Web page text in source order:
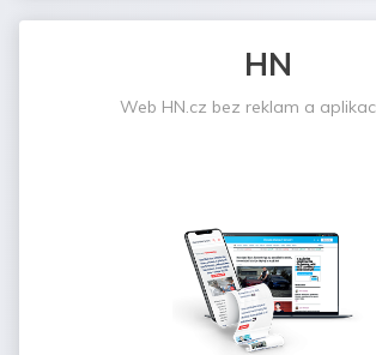
HN
Web HN.cz bez reklam a